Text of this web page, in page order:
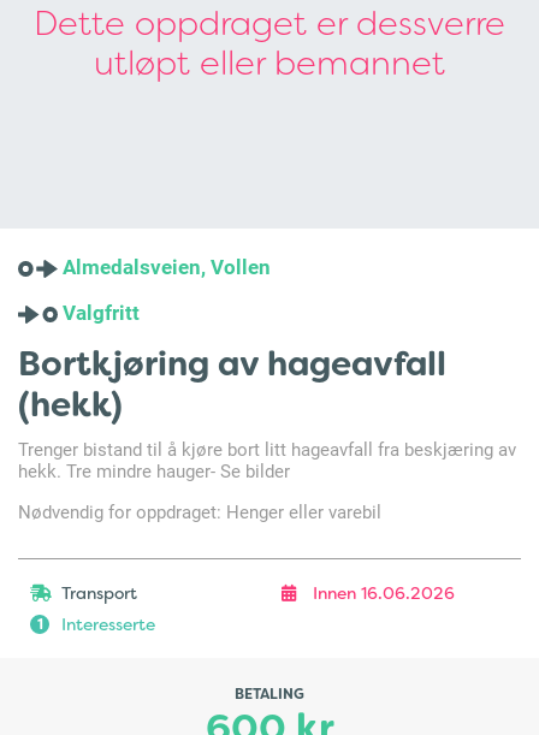
Dette oppdraget er dessverre
utløpt eller bemannet
Almedalsveien, Vollen
Valgfritt
Bortkjøring av hageavfall
(hekk)
Trenger bistand til å kjøre bort litt hageavfall fra beskjæring av
hekk. Tre mindre hauger- Se bilder
Nødvendig for oppdraget: Henger eller varebil
Transport Innen 16.06.2026
1 Interesserte
BETALING